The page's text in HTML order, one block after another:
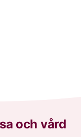
och vård